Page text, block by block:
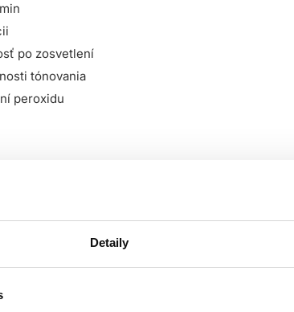
Detaily
po zosvetlení
tónovania
peroxidu